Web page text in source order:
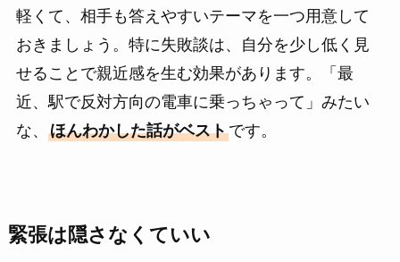
軽くて、相手も答えやすいテーマを一つ用意して
おきましょう。特に失敗談は、自分を少し低く見
せることで親近感を生む効果があります。「最
近、駅で反対方向の電車に乗っちゃって」みたい
な、 ほんわかした話がベストです。
緊張は隠さなくていい